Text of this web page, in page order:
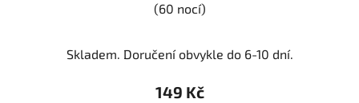
(60 nocí)
Skladem. Doručení obvykle do 6-10 dní.
149 Kč